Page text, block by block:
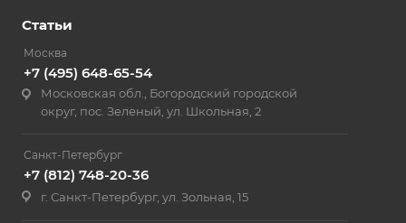
Статьи
Москва
+7 (495) 648-65-54
Московская обл., Богородский городской
округ, пос. Зеленый, ул. Школьная, 2
Санкт-Петербург
+7 (812) 748-20-36
г. Санкт-Петербург, ул. Зольная, 15